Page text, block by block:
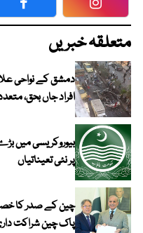
Facebook
متعلقہ خبریں
افراد جاں بحق،
بیوروکریسی میں
پر نئی تعیناتیاں
چین کے صدر کا
پاک چین شراکت